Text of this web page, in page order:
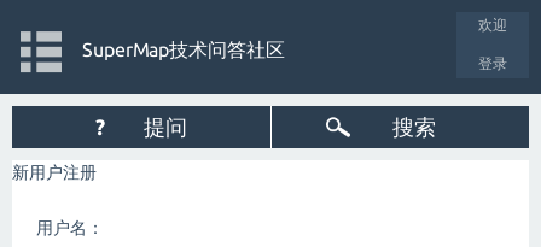
欢迎
登录
SuperMap技术问答社区
? 提问 搜索
新用户注册
用户名：